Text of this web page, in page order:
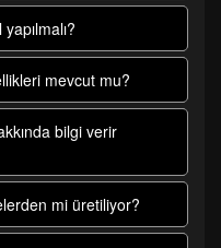
mevcut mu?
bilgi verir
mi üretiliyor?